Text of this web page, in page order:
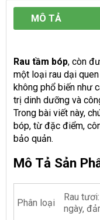
MÔ TẢ
Rau tầm bóp, còn
một loại rau dại
không phổ biến như
trị dinh dưỡng và
Trong bài viết này,
bóp, từ đặc điểm,
bảo quản.
Mô Tả Sản
Phân loại
Rau
ngày,